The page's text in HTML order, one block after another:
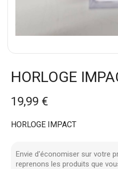
HORLOGE
19,99 €
HORLOGE IMPACT
Envie d'économiser sur votre
reprenons les produits que